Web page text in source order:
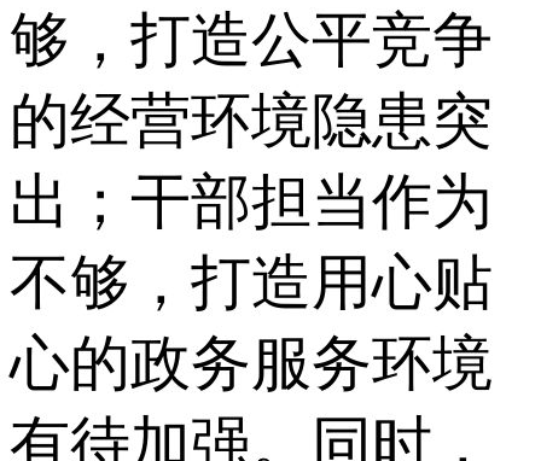
够，打造公平竞争
的经营环境隐患突
出；干部担当作为
不够，打造用心贴
心的政务服务环境
有待加强。同时，